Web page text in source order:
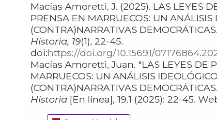
Macías Amoretti, J. (2025). LAS LEYES DE
PRENSA EN MARRUECOS: UN
(CONTRA)NARRATIVAS
Historia, 19(1), 22-45.
doi:https://doi.org/10.15691/
Macías Amoretti, Juan. "LAS LEYES DE PRENSA EN
MARRUECOS: UN ANÁLISIS
(CONTRA)NARRATIVAS
Historia